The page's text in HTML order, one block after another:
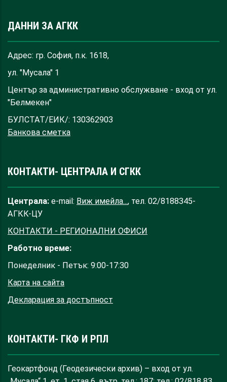
ДАННИ ЗА АГКК
Адрес: гр. София, п.к. 1618,
ул. "Мусала" 1
Център за административно обслужване - вход от ул.
"Белмекен"
БУЛСТАТ/ЕИК/: 130362903
Банкова сметка
КОНТАКТИ- ЦЕНТРАЛА И СГКК
Централа: e-mail: Виж имейла..., тел. 02/8188345-
АГКК-ЦУ
КОНТАКТИ - РЕГИОНАЛНИ ОФИСИ
Работно време:
Понеделник - Петък: 9:00-17:30
Карта на сайта
Декларация за достъпност
КОНТАКТИ- ГКФ И РПЛ
Геокартфонд (Геодезически архив) – вход от ул.